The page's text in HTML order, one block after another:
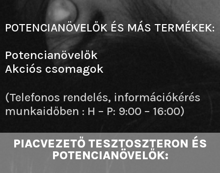
PIACVEZETŐ TESZTOSZTERON ÉS
POTENCIANÖVELŐK:
POTENCIANÖVELŐK ÉS MÁS TERMÉKEK:
Potencianövelők
Akciós csomagok
(Telefonos rendelés, információkérés
munkaidőben : H – P: 9:00 – 16:00)